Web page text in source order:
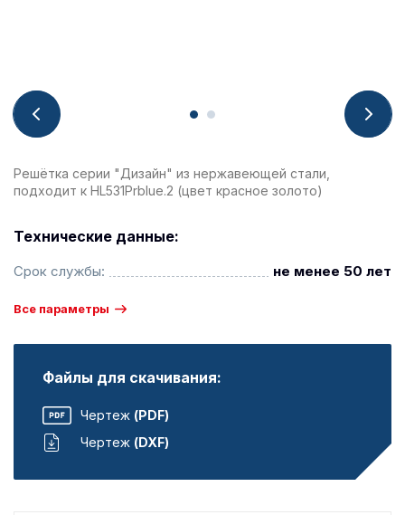
Решётка серии "Дизайн" из нержавеющей стали,
подходит к HL531Prblue.2 (цвет красное золото)
Технические данные:
Срок службы: не менее 50 лет
Все параметры
Файлы для скачивания:
Чертеж (PDF)
Чертеж (DXF)